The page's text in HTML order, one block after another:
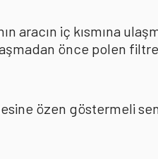
aracın iç kısmına
önce polen
özen göstermeli